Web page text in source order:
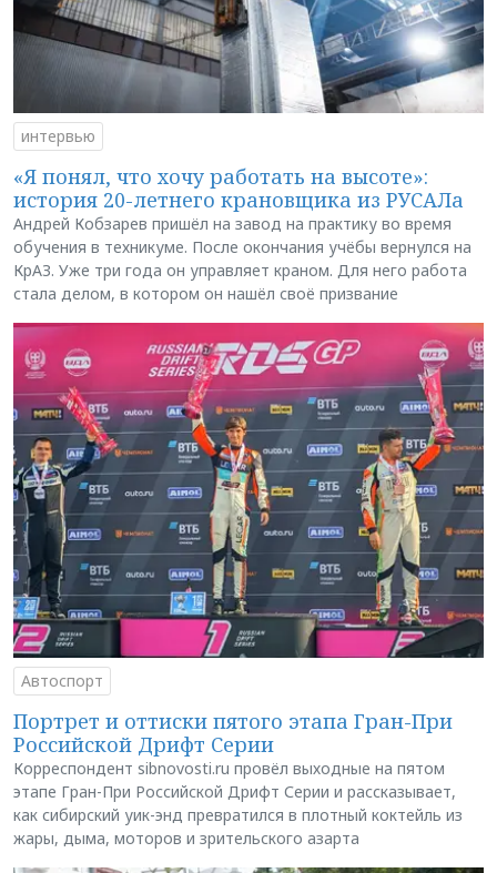
интервью
«Я понял, что хочу работать на высоте»:
история 20-летнего крановщика из РУСАЛа
Андрей Кобзарев пришёл на завод на практику во время
обучения в техникуме. После окончания учёбы вернулся на
КрАЗ. Уже три года он управляет краном. Для него работа
стала делом, в котором он нашёл своё призвание
Автоспорт
Портрет и оттиски пятого этапа Гран-При
Российской Дрифт Серии
Корреспондент sibnovosti.ru провёл выходные на пятом
этапе Гран-При Российской Дрифт Серии и рассказывает,
как сибирский уик-энд превратился в плотный коктейль из
жары, дыма, моторов и зрительского азарта